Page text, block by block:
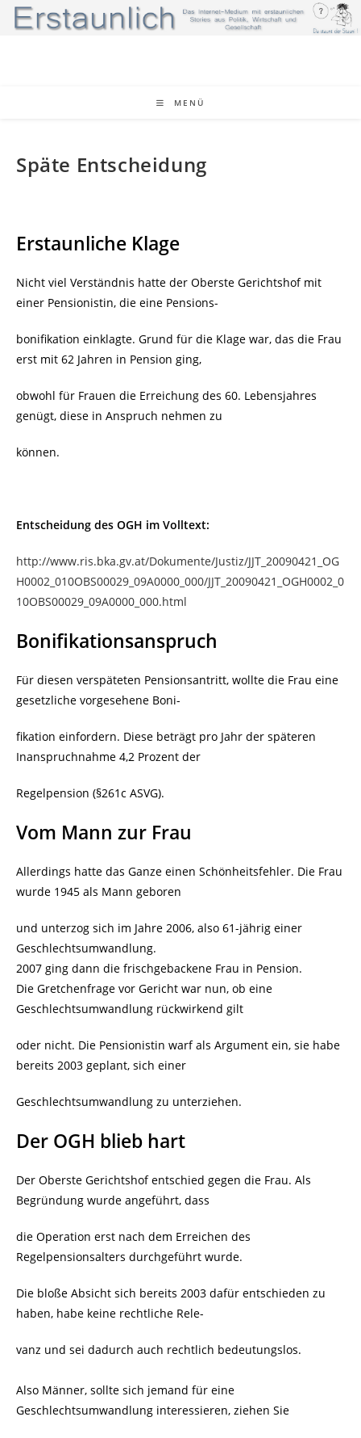
Zum
Inhalt
MENÜ
Späte Entscheidung
Erstaunliche Klage
Nicht viel Verständnis hatte der Oberste Gerichtshof mit
einer Pensionistin, die eine Pensions-
bonifikation einklagte. Grund für die Klage war, das die Frau
erst mit 62 Jahren in Pension ging,
obwohl für Frauen die Erreichung des 60. Lebensjahres
genügt, diese in Anspruch nehmen zu
können.
Entscheidung des OGH im Volltext:
http://www.ris.bka.gv.at/Dokumente/Justiz/JJT_20090421_OG
H0002_010OBS00029_09A0000_000/JJT_20090421_OGH0002_0
10OBS00029_09A0000_000.html
Bonifikationsanspruch
Für diesen verspäteten Pensionsantritt, wollte die Frau eine
gesetzliche vorgesehene Boni-
fikation einfordern. Diese beträgt pro Jahr der späteren
Inanspruchnahme 4,2 Prozent der
Regelpension (§261c ASVG).
Vom Mann zur Frau
Allerdings hatte das Ganze einen Schönheitsfehler. Die Frau
wurde 1945 als Mann geboren
und unterzog sich im Jahre 2006, also 61-jährig einer
Geschlechtsumwandlung.
2007 ging dann die frischgebackene Frau in Pension.
Die Gretchenfrage vor Gericht war nun, ob eine
Geschlechtsumwandlung rückwirkend gilt
oder nicht. Die Pensionistin warf als Argument ein, sie habe
bereits 2003 geplant, sich einer
Geschlechtsumwandlung zu unterziehen.
Der OGH blieb hart
Der Oberste Gerichtshof entschied gegen die Frau. Als
Begründung wurde angeführt, dass
die Operation erst nach dem Erreichen des
Regelpensionsalters durchgeführt wurde.
Die bloße Absicht sich bereits 2003 dafür entschieden zu
haben, habe keine rechtliche Rele-
vanz und sei dadurch auch rechtlich bedeutungslos.
Also Männer, sollte sich jemand für eine
Geschlechtsumwandlung interessieren, ziehen Sie